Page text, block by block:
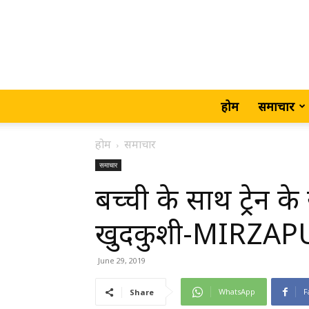
होम समाचार
होम समाचार
समाचार
बच्ची के साथ ट्रेन
खुदकुशी-
June 29, 2019
Share WhatsApp